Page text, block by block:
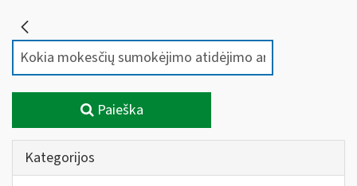
Paieška
Kategorijos